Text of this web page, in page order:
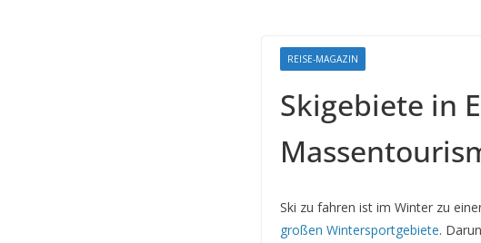
REISE-MAGAZIN
Skigebiete in
Ski zu fahren ist im Winter zu
großen Wintersportgebiete.